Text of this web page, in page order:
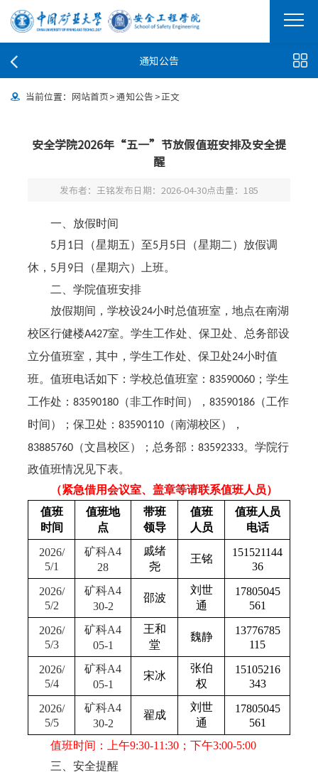
通知公告
当前位置： 网站首页>通知公告 >正文
安全学院2026年“五一”节放假值班安排及安全提
醒
发布者：王铭发布日期：2026-04-30点击量： 185
一、放假时间
5月 1日（星期五）至5月 5日（星期二）放假调
休， 5月 9日（星期六）上班。
二、学院值班安排
放假期间，学校设24小时总值班室，地点在南湖
校区行健楼A427室。学生工作处、保卫处、总务部设
立分值班室，其中，学生工作处、保卫处24小时值
班。值班电话如下：学校总值班室： 83590060 ；学生
工作处： 83590180 （非工作时间）， 83590186 （工作
时间）；保卫处： 83590110 （南湖校区），
83885760 （文昌校区）；总务部： 83592333。学院行
政值班情况见下表。
（紧急借用会议室、盖章等请联系值班人员）
值班
时间
值班地
点
带班
领导
值班
人员
值班人员
电话
2026/
5/1
矿科A4
28
戚绪
尧
王铭
151521144
36
2026/
5/2
矿科A4
30-2
邵波
刘世
通
17805045
561
2026/
5/3
矿科A4
05-1
王和
堂
魏静
13776785
115
2026/
5/4
矿科A4
05-1
宋冰
张伯
权
15105216
343
2026/
5/5
矿科A4
30-2
翟成
刘世
通
17805045
561
值班时间：上午9:30-11:30 ；下午3:00-5:00
三、 安全提醒